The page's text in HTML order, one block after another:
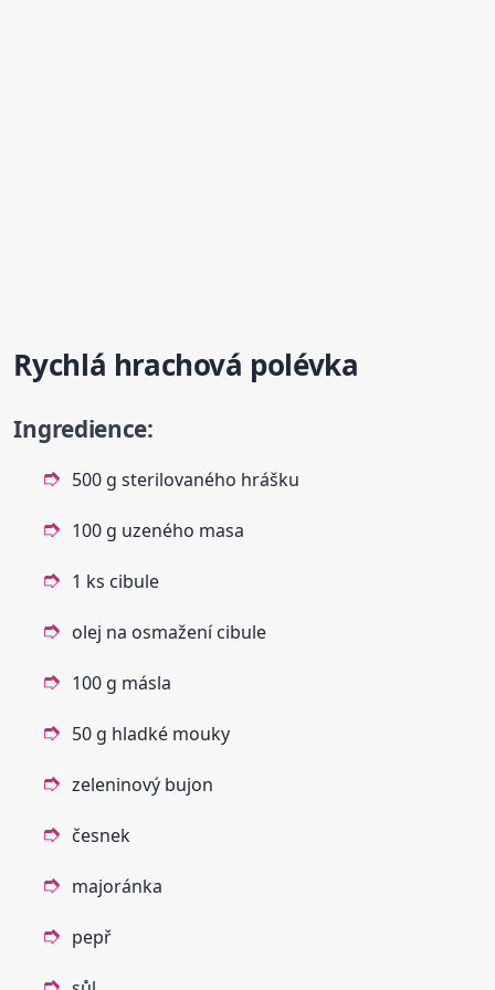
Rychlá hrachová polévka
Ingredience:
500 g sterilovaného hrášku
100 g uzeného masa
1 ks cibule
olej na osmažení cibule
100 g másla
50 g hladké mouky
zeleninový bujon
česnek
majoránka
pepř